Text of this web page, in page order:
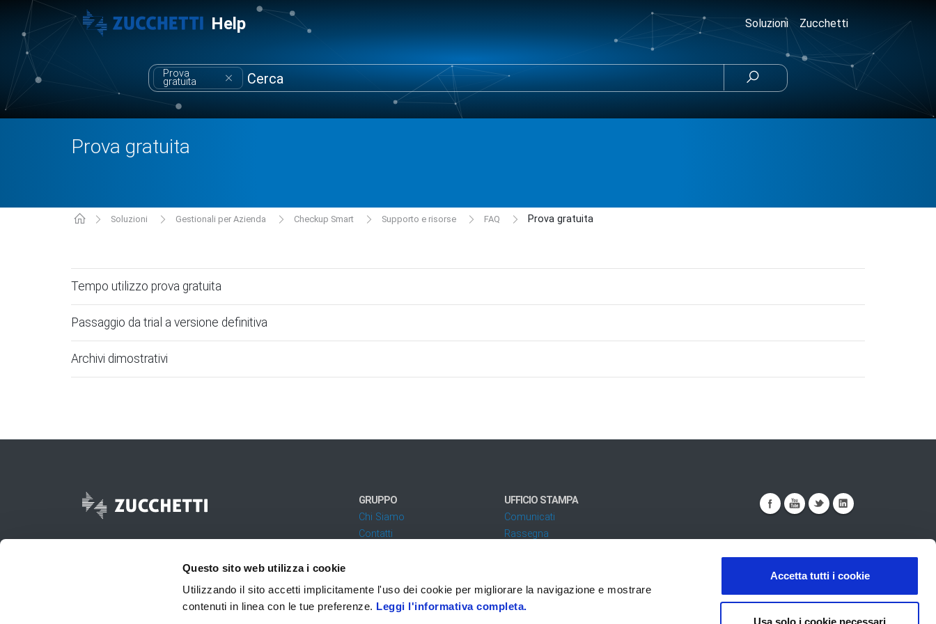
Questo sito web utilizza i cookie
Utilizzando il sito accetti implicitamente l'uso dei cookie per migliorare la navigazione e mostrare
contenuti in linea con le tue preferenze. Leggi l'informativa completa.
Accetta tutti i cookie
Usa solo i cookie necessari
Help Zucchetti
Soluzioni
Prova
gratuita 
Prova gratuita
Soluzioni Gestionali per Azienda Checkup Smart Supporto e risorse FAQ Prova gratuita
Tempo utilizzo prova gratuita
Passaggio da trial a versione definitiva
Archivi dimostrativi
GRUPPO
Chi Siamo
Contatti
UFFICIO STAMPA
Comunicati
Rassegna
Zucchetti s.p.a. - P.IVA 05006900962 - Tutti i diritti riservati Privacy Accessibilità